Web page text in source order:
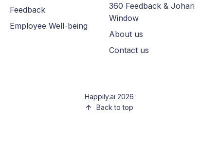
Feedback
Employee Well-being
360 Feedback & Johari
Window
About us
Contact us
Happily.ai 2026
Back to top